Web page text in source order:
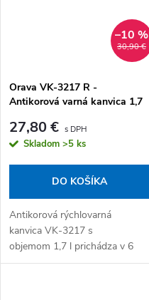
30,90 €
–10 %
Orava VK-3217 R -
Antikorová varná kanvica 1,7
27,80 €
Skladom >5 ks
DO KOŠÍKA
Antikorová rýchlovarná
kanvica VK-3217 s
objemom 1,7 l prichádza v 6
farebných prevedeniach – biela,